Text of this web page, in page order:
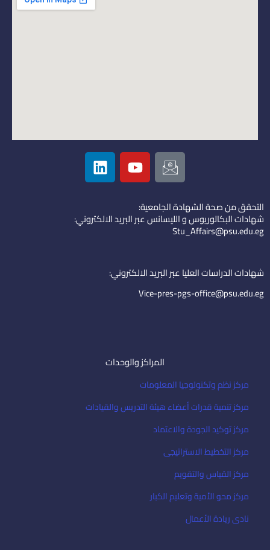
I
c
o
n
-
e
i
l
Y
o
u
u
b
L
i
n
e
d
التحقق من صحة الشهادة الجامعية:
شهادات البكالوريوس و الليسانس عبر البريد الالكتروني:
Stu_Affairs@psu.edu.eg
شهادات الدراسات العليا عبر البريد الالكتروني:
Vice-pres-pgs-office@psu.edu.eg
المراكز والوحدات
مركز نظم وتكنولوجيا المعلومات
مركز تنمية قدرات أعضاء هيئة التدريس والقيادات
مركز توكيد الجودة والاعتماد
مركز التخطيط الاستراتيجى
مركز القياس والتقويم
مركز محو الأمية وتعليم الكبار
نادى ريادة الأعمال